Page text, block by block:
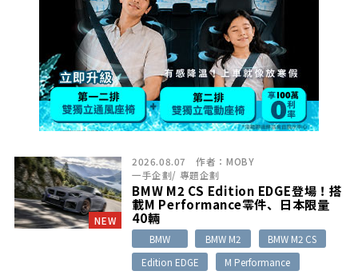
NEW
2026.08.07 作者： MOBY
一手企劃/ 專題企劃
BMW M2 CS Edition EDGE登場！搭
載M Performance零件、日本限量
40輛
BMW BMW M2
BMW M2 CS
Edition EDGE
M Performance